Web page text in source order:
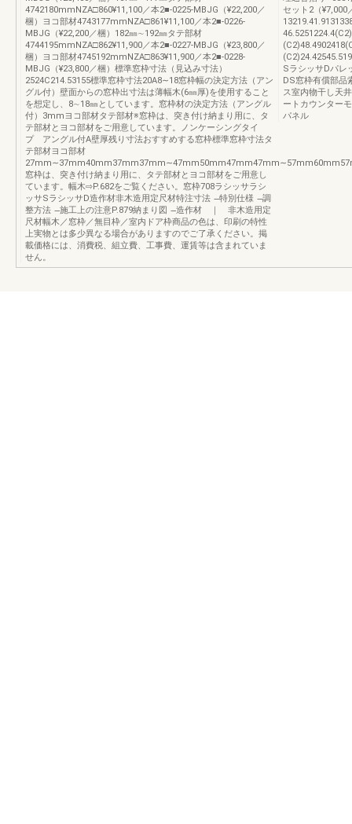
4742180mmNZA□860¥11,100／本2■-0225-MBJG（¥22,200／
梱）ヨコ部材4743177mmNZA□861¥11,100／本2■-0226-
MBJG（¥22,200／梱）182㎜∼192㎜タテ部材
4744195mmNZA□862¥11,900／本2■-0227-MBJG（¥23,800／
梱）ヨコ部材4745192mmNZA□863¥11,900／本2■-0228-
MBJG（¥23,800／梱）標準窓枠寸法（見込み寸法）
2524C214.53155標準窓枠寸法20A8∼18窓枠幅の決定方法（アン
グル付）壁面からの窓枠出寸法は薄幅木(6㎜厚)を使用すること
を想定し、8∼18㎜としています。窓枠材の決定方法（アングル
付）3mmヨコ部材タテ部材※窓枠は、突き付け納まり用に、タ
テ部材とヨコ部材をご用意しています。ノンケーシングタイ
プ アングル付A壁厚残り寸法おすすめする窓枠標準窓枠寸法タ
テ部材ヨコ部材
窓枠は、突き付け納まり用に、タテ部材とヨコ部材をご用意し
ています。幅木⇨P.682をご覧ください。窓枠708ラシッサラシ
ッサSラシッサD造作材非木造用定尺材特注寸法 ̶特別仕様 ̶調
整方法 ̶施工上の注意P.879納まり図 ̶造作材 ｜ 非木造用定
尺材幅木／窓枠／無目枠／室内ドア枠商品の色は、印刷の特性
上実物とは多少異なる場合がありますのでご了承ください。掲
載価格には、消費税、組立費、工事費、運賃等は含まれていま
せん。
セット2（¥7,000
SラシッサDパレ
DS窓枠有償部品
ス室内物干し天
ートカウンター
パネル